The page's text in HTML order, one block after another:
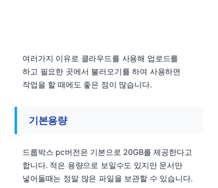
여러가지 이유로 클라우드를 사용해 업로드를
하고 필요한 곳에서 불러오기를 하여 사용하면
작업을 할 때에도 좋은 점이 많습니다.
기본용량
드롭박스 pc버전은 기본으로 20GB를 제공한다고
합니다. 적은 용량으로 보일수도 있지만 문서만
넣어둘때는 정말 많은 파일을 보관할 수 있습니다.